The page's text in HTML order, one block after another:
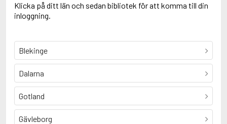
Klicka på ditt län och sedan bibliotek för att komma till din
inloggning.
Blekinge
Dalarna
Gotland
Gävleborg